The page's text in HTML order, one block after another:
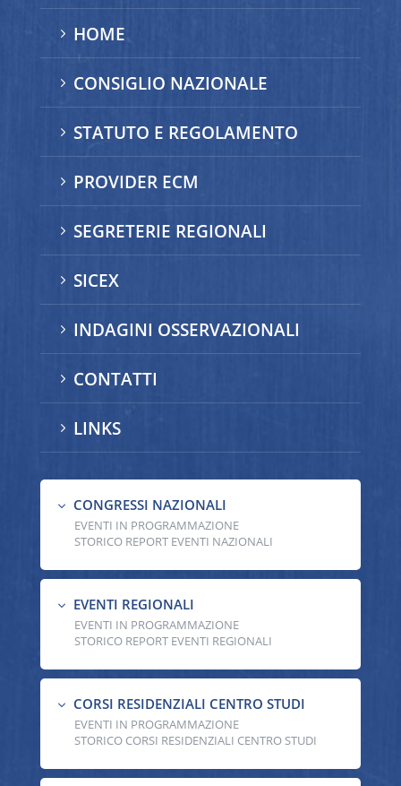
5 HOME
5 CONSIGLIO NAZIONALE
5 STATUTO E REGOLAMENTO
5 PROVIDER ECM
5 SEGRETERIE REGIONALI
5 SICEX
5 INDAGINI OSSERVAZIONALI
5 CONTATTI
5 LINKS
3 CONGRESSI NAZIONALI
EVENTI IN PROGRAMMAZIONE
STORICO REPORT EVENTI NAZIONALI
3 EVENTI REGIONALI
EVENTI IN PROGRAMMAZIONE
STORICO REPORT EVENTI REGIONALI
3 CORSI RESIDENZIALI CENTRO STUDI
EVENTI IN PROGRAMMAZIONE
STORICO CORSI RESIDENZIALI CENTRO STUDI